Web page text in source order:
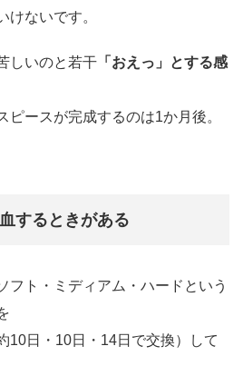
けないです。
しいのと若干 「おえっ」とする感
ピースが完成するのは1か月後。
するときがある
フト・ミディアム・ハードという
10日・10日・14日で交換）して